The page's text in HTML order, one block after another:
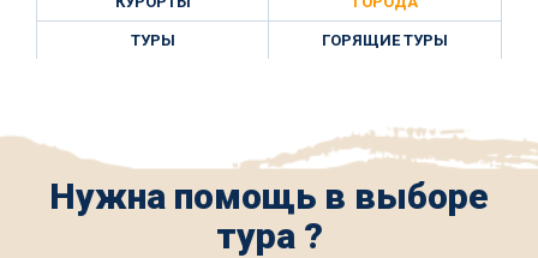
ТУРЫ ГОРЯЩИЕ ТУРЫ
Нужна помощь в выборе
тура ?